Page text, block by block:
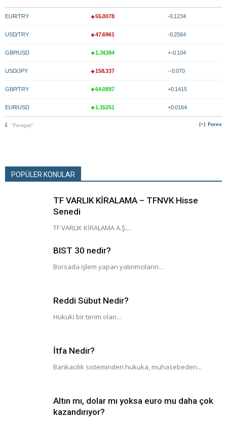
EUR/TRY 55.0078 -0.1234
USD/TRY 47.6961 -0.2564
GBP/USD 1.34384 +-0.104
USD/JPY 158.337 --0.070
GBP/TRY 64.0897 +0.1415
EUR/USD 1.15251 +0.0164
Forex
"Feragat"
POPÜLER KONULAR
TF VARLIK KİRALAMA – TFNVK Hisse
Senedi
TF VARLIK KİRALAMA A.Ş....
BIST 30 nedir?
Borsada işlem yapan yatırımcıların...
Reddi Sübut Nedir?
Hukuki bir terim olan...
İtfa Nedir?
Bankacılık sisteminden hukuka, muhasebeden...
Altın mı, dolar mı yoksa euro mu daha çok
kazandırıyor?